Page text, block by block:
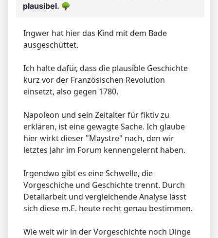
plausibel. 🌳
Ingwer hat hier das Kind mit dem Bade
ausgeschüttet.
Ich halte dafür, dass die plausible Geschichte
kurz vor der Französischen Revolution
einsetzt, also gegen 1780.
Napoleon und sein Zeitalter für fiktiv zu
erklären, ist eine gewagte Sache. Ich glaube
hier wirkt dieser "Maystre" nach, den wir
letztes Jahr im Forum kennengelernt haben.
Irgendwo gibt es eine Schwelle, die
Vorgeschiche und Geschichte trennt. Durch
Detailarbeit und vergleichende Analyse lässt
sich diese m.E. heute recht genau bestimmen.
Wie weit wir in der Vorgeschichte noch Dinge